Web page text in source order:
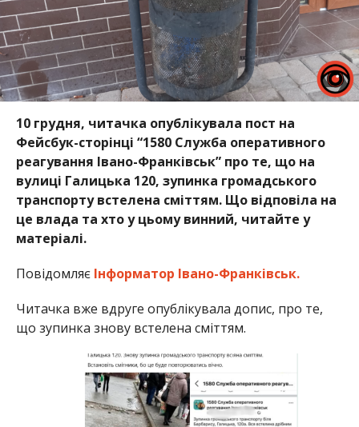
10 грудня, читачка опублікувала пост на
Фейсбук-сторінці “1580 Служба оперативного
реагування Івано-Франківськ” про те, що на
вулиці Галицька 120, зупинка громадського
транспорту встелена сміттям. Що відповіла на
це влада та хто у цьому винний, читайте у
матеріалі.
Повідомляє Інформатор Івано-Франківськ.
Читачка вже вдруге опублікувала допис, про те,
що зупинка знову встелена сміттям.